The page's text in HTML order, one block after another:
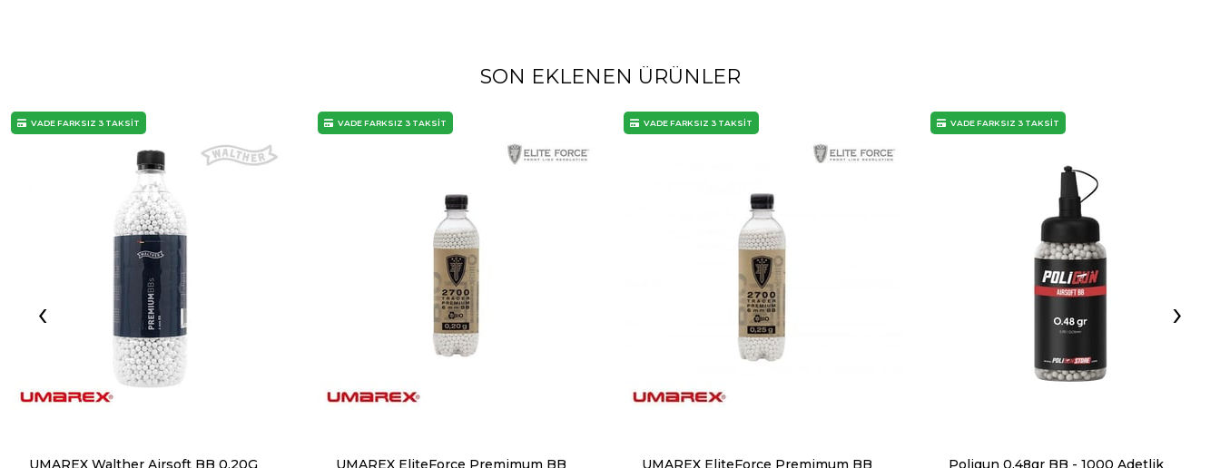
SON EKLENEN ÜRÜNLER
UMAREX Walther Airsoft BB 0,20G
VADE FARKSIZ 3 TAKSİT
UMAREX EliteForce Premimum BB
VADE FARKSIZ 3 TAKSİT
UMAREX EliteForce Premimum BB
VADE FARKSIZ 3 TAKSİT
Poligun 0.48gr BB - 1000 Adetlik
VADE FARKSIZ 3 TAKSİT
‹ ›